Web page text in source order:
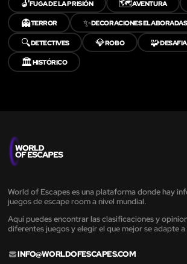
🔓FUGA DE LA PRISIÓN 🗺️AVENTURA
👻TERROR ✨DECORACIONES ELABORADAS
🔍DETECTIVES 💎ROBO 🧩
🏛️HISTÓRICO
World of Escapes es una plataforma donde hay
juegos de escape room a nivel mundial.
Aquí puedes encontrar las clasificaciones y
diferentes juegos y elegir el que mejor se adapte a
INFO@WORLDOFESCAPES.COM